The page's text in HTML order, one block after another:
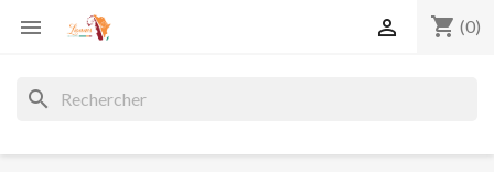
 shopping_cart (0)

search